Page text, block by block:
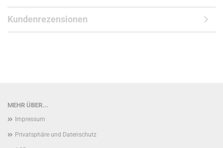
Kundenrezensionen
MEHR ÜBER...
Impressum
Privatsphäre und Datenschutz